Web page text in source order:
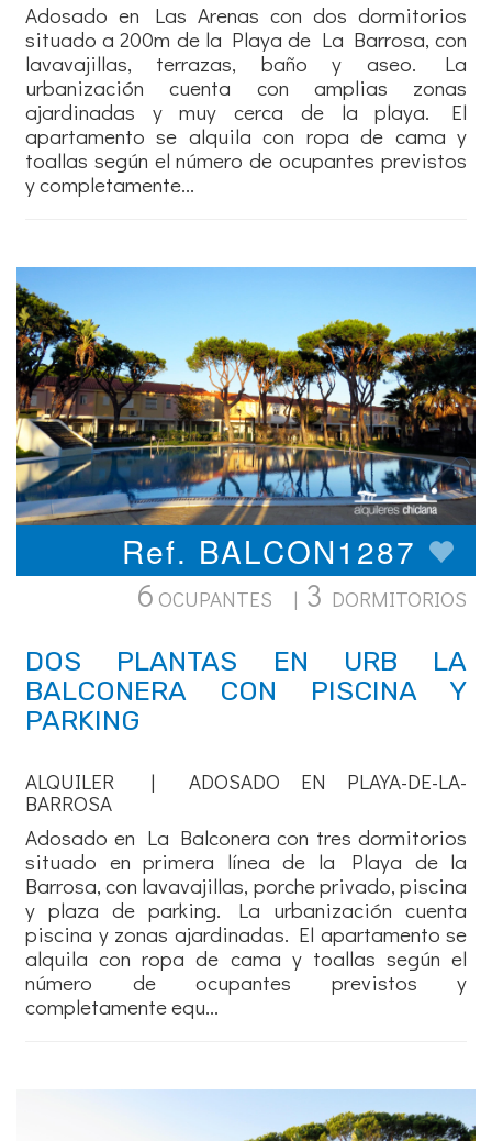
Adosado en Las Arenas con dos dormitorios
situado a 200m de la Playa de La Barrosa, con
lavavajillas, terrazas, baño y aseo. La
urbanización cuenta con amplias zonas
ajardinadas y muy cerca de la playa. El
apartamento se alquila con ropa de cama y
toallas según el número de ocupantes previstos
y completamente...
Ref. BALCON1287
6 OCUPANTES | 3 DORMITORIOS
DOS PLANTAS EN URB LA
BALCONERA CON PISCINA Y
PARKING
ALQUILER | ADOSADO EN PLAYA-DE-LA-
BARROSA
Adosado en La Balconera con tres dormitorios
situado en primera línea de la Playa de la
Barrosa, con lavavajillas, porche privado, piscina
y plaza de parking. La urbanización cuenta
piscina y zonas ajardinadas. El apartamento se
alquila con ropa de cama y toallas según el
número de ocupantes previstos y
completamente equ...